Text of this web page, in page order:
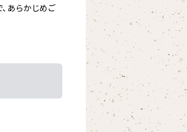
あらかじめご